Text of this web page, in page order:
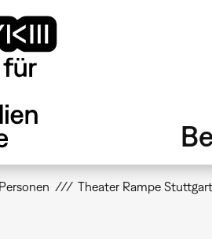
Personen Theater Rampe Stuttgart